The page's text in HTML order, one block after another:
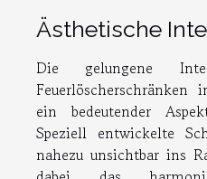
Ästhetische
Die gelungene
ein bedeutender
Speziell entwickelte
nahezu unsichtbar ins